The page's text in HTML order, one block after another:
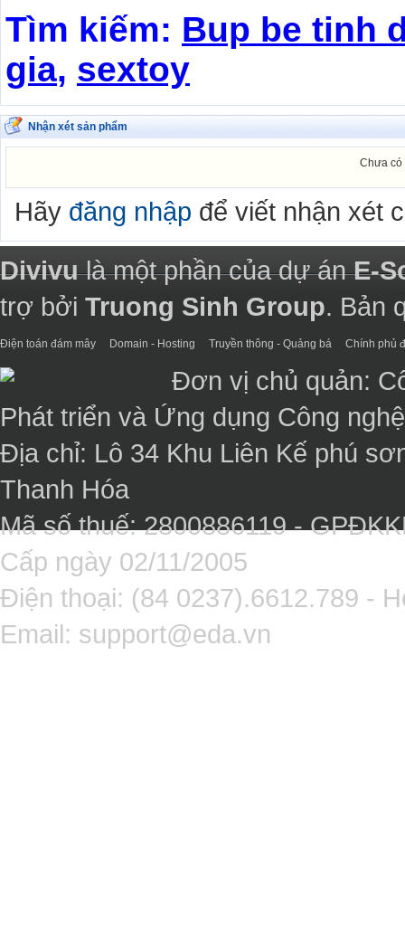
Tìm kiếm: Bup be tinh
gia, sextoy
Nhận xét sản phẩm
Chưa có
Hãy đăng nhập để viết nhận xét
Divivulà một phần của dự ánE-
trợ bởi Truong Sinh Group. Bản
Điện toán đám mây Domain - Hosting Truyền thông - Quảng bá Chính phủ
Đơn vị chủ quản:
Phát triển và Ứng dụng Công
Địa chỉ: Lô 34 Khu Liên Kế phú
Thanh Hóa
Mã số thuế: 2800886119 -
Cấp ngày 02/11/2005
Điện thoại: (84 0237).6612.789 -
Email: support@eda.vn